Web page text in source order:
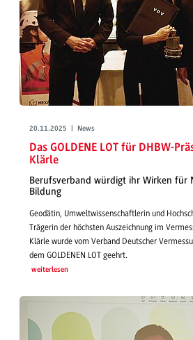
20.11.2025 | News
Das GOLDENE LOT für DHBW-
Klärle
Berufsverband würdigt ihr Wirken für
Bildung
Geodätin, Umweltwissenschaftlerin und
Trägerin der höchsten Auszeichnung im
Klärle wurde vom Verband Deutscher
dem GOLDENEN LOT geehrt.
weiterlesen